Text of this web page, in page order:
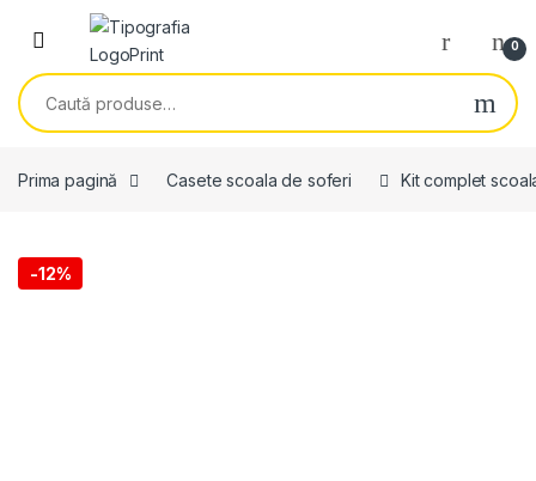
Skip to navigation
Skip to content
0
Caută după:
Prima pagină Casete scoala de soferi Kit complet
-12%